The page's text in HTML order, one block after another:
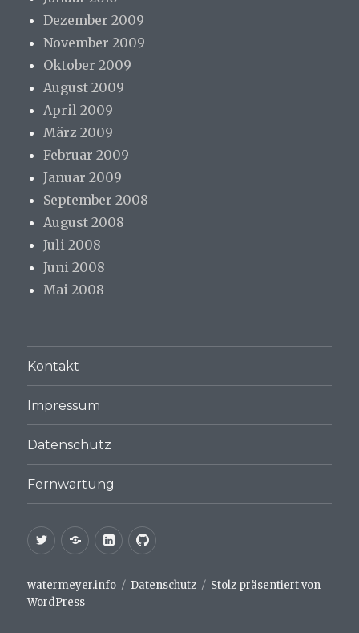
Dezember 2009
November 2009
Oktober 2009
August 2009
April 2009
März 2009
Februar 2009
Januar 2009
September 2008
August 2008
Juli 2008
Juni 2008
Mai 2008
Kontakt
Impressum
Datenschutz
Fernwartung
TwitterXINGLinkedInGitHub
watermeyer.info Datenschutz
Stolz präsentiert von
WordPress